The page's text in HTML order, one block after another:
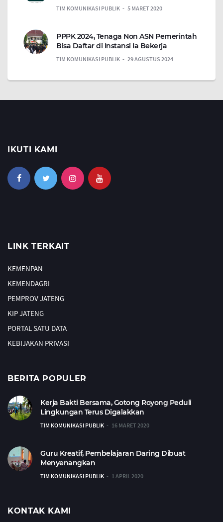
TIM KOMUNIKASI PUBLIK 5 MARET 2020
PPPK 2024, Tenaga Non ASN Pemerintah
Bisa Daftar di Instansi Ia Bekerja
TIM KOMUNIKASI PUBLIK 29 AGUSTUS 2024
IKUTI KAMI
LINK TERKAIT
KEMENPAN
KEMENDAGRI
PEMPROV JATENG
KIP JATENG
PORTAL SATU DATA
KEBIJAKAN PRIVASI
BERITA POPULER
Kerja Bakti Bersama, Gotong Royong Peduli
Lingkungan Terus Digalakkan
TIM KOMUNIKASI PUBLIK 16 MARET 2020
Guru Kreatif, Pembelajaran Daring Dibuat
Menyenangkan
TIM KOMUNIKASI PUBLIK 1 APRIL 2020
KONTAK KAMI